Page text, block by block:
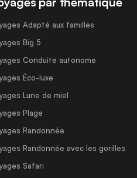
Adapté aux familles
Big 5
Conduite autonome
Éco-luxe
Lune de miel
Plage
Randonnée
Randonnée avec les gorilles
Safari